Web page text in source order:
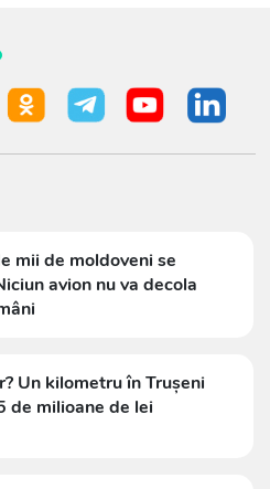
mii de moldoveni se
avion nu va decola
Un kilometru în Trușeni
de milioane de lei